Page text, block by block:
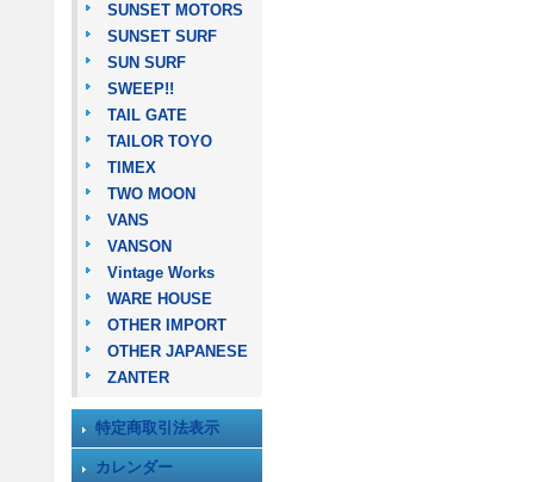
SUNSET MOTORS
SUNSET SURF
SUN SURF
SWEEP!!
TAIL GATE
TAILOR TOYO
TIMEX
TWO MOON
VANS
VANSON
Vintage Works
WARE HOUSE
OTHER IMPORT
OTHER JAPANESE
ZANTER
特定商取引法表示
カレンダー